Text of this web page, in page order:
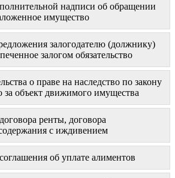
надписи об обращении
имущество
залогодателю (должнику)
залогом обязательство
о праве на наследство по закону
объект движимого имущества
ренты, договора
с иждивением
об уплате алиментов